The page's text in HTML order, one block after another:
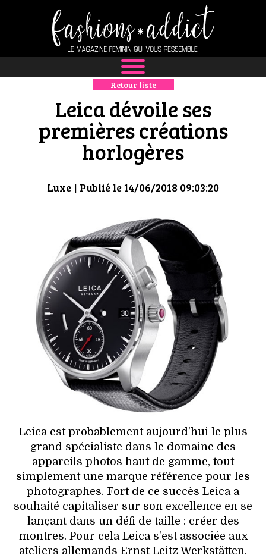
NEWS
MODE
LUXE
DÉFILÉS
CULTURE
HIGH TECH
MAISON
AUTO
LIEUX TENDANCES
BEAUTÉ
MODE DE RUE
JEUNES CRÉATEURS
HISTOIRE DES MARQUES
DÉCO
VOYAGES & LOISIRS
Retour liste
Leica dévoile ses
premières créations
horlogères
Luxe | Publié le 14/06/2018 09:03:20
Leica est probablement aujourd'hui le plus
grand spécialiste dans le domaine des
appareils photos haut de gamme, tout
simplement une marque référence pour les
photographes. Fort de ce succès Leica a
souhaité capitaliser sur son excellence en se
lançant dans un défi de taille : créer des
montres. Pour cela Leica s'est associée aux
ateliers allemands Ernst Leitz Werkstätten.